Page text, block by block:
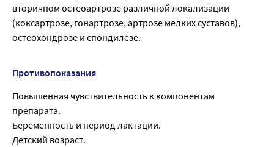
вторичном остеоартрозе различной локализации
(коксартрозе, гонартрозе, артрозе мелких суставов),
остеохондрозе и спондилезе.
Противопоказания
Повышенная чувствительность к компонентам
препарата.
Беременность и период лактации.
Детский возраст.